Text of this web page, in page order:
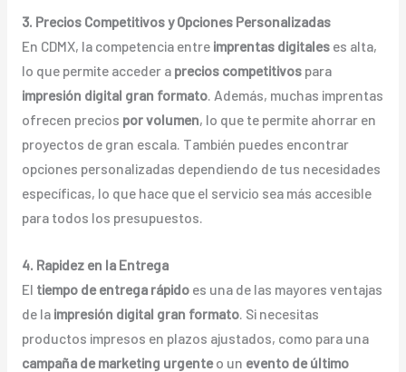
3. Precios Competitivos y Opciones Personalizadas
En CDMX, la competencia entre imprentas digitaleses alta,
lo que permite acceder a precios competitivospara
impresión digital gran formato. Además, muchas imprentas
ofrecen precios por volumen, lo que te permite ahorrar en
proyectos de gran escala. También puedes encontrar
opciones personalizadas dependiendo de tus necesidades
específicas, lo que hace que el servicio sea más accesible
para todos los presupuestos.
4. Rapidez en la Entrega
El tiempo de entrega rápidoes una de las mayores ventajas
de la impresión digital gran formato. Si necesitas
productos impresos en plazos ajustados, como para una
campaña de marketing urgenteo un evento de último